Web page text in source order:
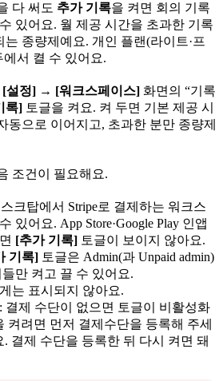
다 써도 추가 기록을 켜면 회의 기록
있어요. 월 제공 시간을 초과한 기록
는 종량제예요. 개인 플랜(라이트·프
에서 켤 수 있어요.
[설정] → [워크스페이스] 화면의 “기록
록] 토글을 켜요. 켜 두면 기본 제공 시
동으로 이어지고, 초과한 분만 종량제
조건이 필요해요.
스크탑에서 Stripe로 결제하는 워크스
있어요. App Store·Google Play 인앱
[추가 기록] 토글이 보이지 않아요.
기록] 토글은 Admin(과 Unpaid admin)
만 켜고 끌 수 있어요.
는 표시되지 않아요.
: 결제 수단이 없으면 토글이 비활성화
켜려면 먼저 결제수단을 등록해 주세
. 결제 수단을 등록한 뒤 다시 켜면 돼